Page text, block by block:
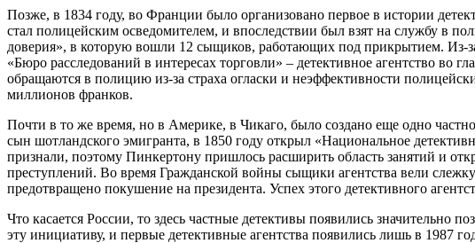
Позже, в 1834 году, во Франции было организовано первое в истории
стал полицейским осведомителем, и впоследствии был взят на службу в
доверия», в которую вошли 12 сыщиков, работающих под прикрытием. Из-
«Бюро расследований в интересах торговли» – детективное агентство во
обращаются в полицию из-за страха огласки и неэффективности
миллионов франков.
Почти в то же время, но в Америке, в Чикаго, было создано еще одно
сын шотландского эмигранта, в 1850 году открыл «Национальное
признали, поэтому Пинкертону пришлось расширить область занятий и
преступлений. Во время Гражданской войны сыщики агентства вели
предотвращено покушение на президента. Успех этого детективного
Что касается России, то здесь частные детективы появились значительно
эту инициативу, и первые детективные агентства появились лишь в 1987